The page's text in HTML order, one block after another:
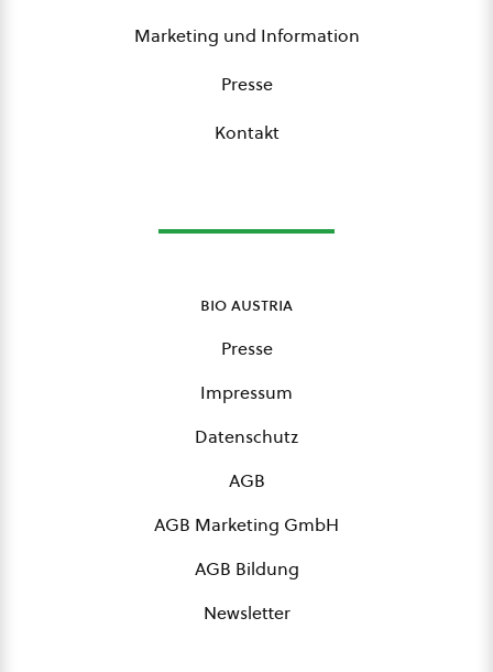
Marketing und Information
Presse
Kontakt
bio austria
Presse
Impressum
Datenschutz
AGB
AGB Marketing GmbH
AGB Bildung
Newsletter